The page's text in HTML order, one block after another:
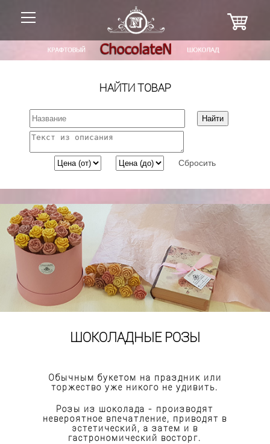
НАЙТИ ТОВАР
Сбросить
ШОКОЛАДНЫЕ РОЗЫ
Обычным букетом на праздник или
торжество уже никого не удивить.
Розы из шоколада - производят
невероятное впечатление, приводят в
эстетический, а затем и в
гастрономический восторг.